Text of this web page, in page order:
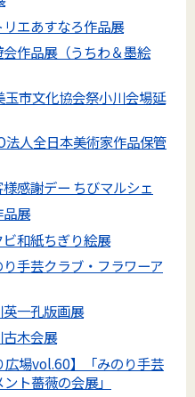
リエあすなろ作品展
作品展（うちわ＆墨絵
玉市文化協会祭小川会場延
法人全日本美術家作品保管
感謝デー ちびマルシェ
品展
ビ和紙ちぎり絵展
手芸クラブ・フラワーア
英一孔版画展
古木会展
広場vol.60】「みのり手芸
ト薔薇の会展」